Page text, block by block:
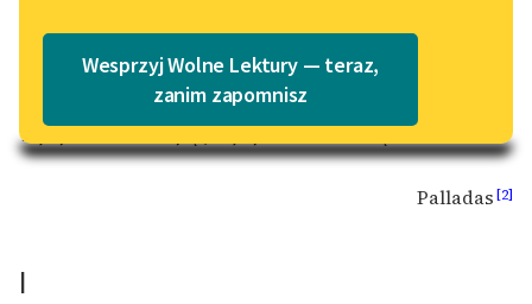
Lektury szkolne i klasyka
literatury do słuchania dla
uczennic i uczniów z
Katalog w formacie PDF
Wesprzyj Wolne Lektury — teraz,
zanim zapomnisz
Πᾶσα γυνὴ χόλος ἐστίν· ἔχει δ᾽ ἀγαθάς δύο
Τήν μίαν ἐν θαλάμῳ, τήν μίαν ἐν θάνατῳ.[1]
Palladas[2]
I